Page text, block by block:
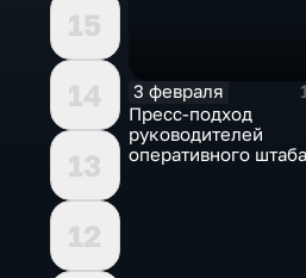
15
14
13
12
3 февраля
Пресс-подход
руководителей
оперативного